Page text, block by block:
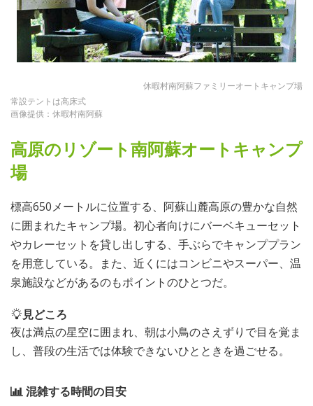
休暇村南阿蘇ファミリーオートキャンプ場
常設テントは高床式
画像提供：休暇村南阿蘇
高原のリゾート南阿蘇オートキャンプ
場
標高650メートルに位置する、阿蘇山麓高原の豊かな自然
に囲まれたキャンプ場。初心者向けにバーベキューセット
やカレーセットを貸し出しする、手ぶらでキャンププラン
を用意している。また、近くにはコンビニやスーパー、温
泉施設などがあるのもポイントのひとつだ。
見どころ
夜は満点の星空に囲まれ、朝は小鳥のさえずりで目を覚ま
し、普段の生活では体験できないひとときを過ごせる。
混雑する時間の目安